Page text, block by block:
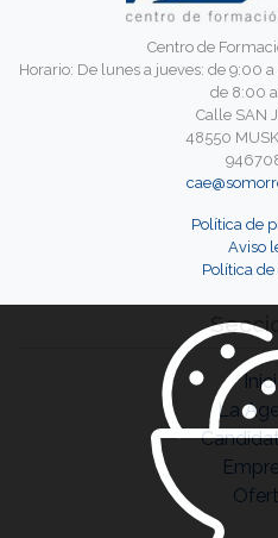
Centro de
Horario: De lunes a jueves: de 9:00
de 8:00
Calle SAN
48550
Política de
Aviso
Política de
La